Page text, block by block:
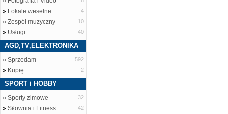
» Lokale weselne 4
» Zespół muzyczny 10
» Usługi 40
AGD,TV,ELEKTRONIKA
» Sprzedam 592
» Kupię 2
SPORT i HOBBY
» Sporty zimowe 32
» Siłownia i Fitness 42